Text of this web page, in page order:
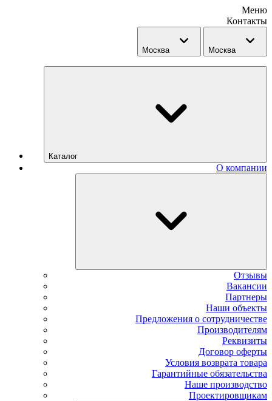
Меню
Контакты
Москва Москва
Каталог
О компании
Отзывы
Вакансии
Партнеры
Наши объекты
Предложения о сотрудничестве
Производителям
Реквизиты
Договор оферты
Условия возврата товара
Гарантийные обязательства
Наше производство
Проектировщикам